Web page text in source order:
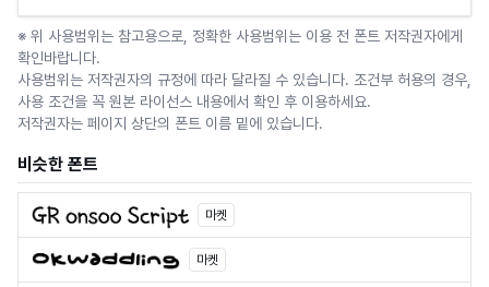
※ 위 사용범위는 참고용으로, 정확한 사용범위는 이용 전 폰트 저작권자에게
확인바랍니다.
사용범위는 저작권자의 규정에 따라 달라질 수 있습니다. 조건부 허용의 경우,
사용 조건을 꼭 원본 라이선스 내용에서 확인 후 이용하세요.
저작권자는 페이지 상단의 폰트 이름 밑에 있습니다.
비슷한 폰트
마켓
마켓